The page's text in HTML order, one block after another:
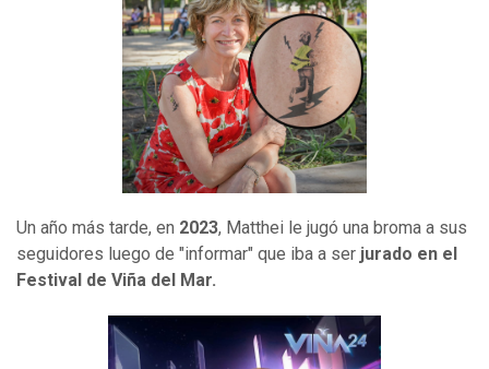
Un año más tarde, en 2023, Matthei le jugó una broma a sus
seguidores luego de "informar" que iba a ser jurado en el
Festival de Viña del Mar.